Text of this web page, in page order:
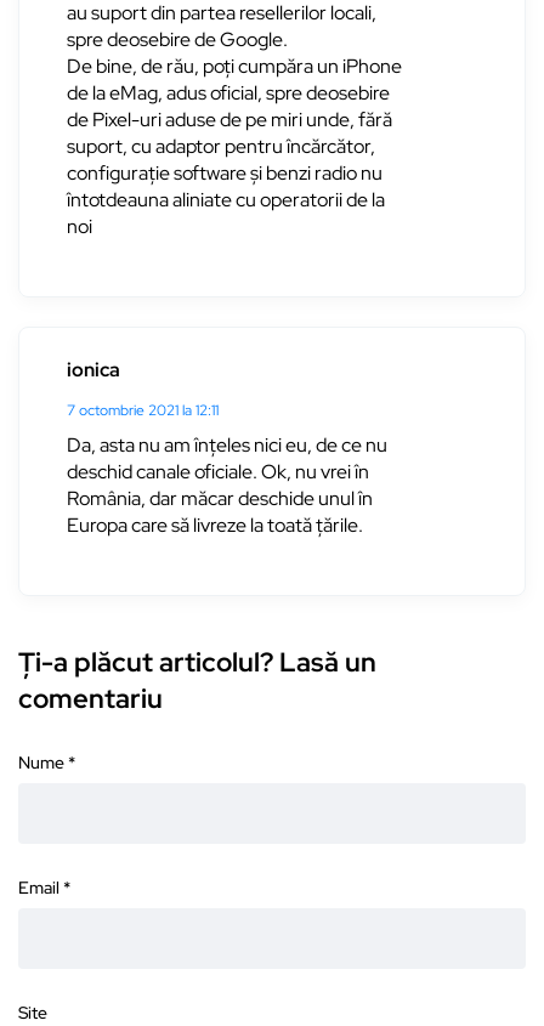
au suport din partea resellerilor locali,
spre deosebire de Google.
De bine, de rău, poți cumpăra un iPhone
de la eMag, adus oficial, spre deosebire
de Pixel-uri aduse de pe miri unde, fără
suport, cu adaptor pentru încărcător,
configurație software și benzi radio nu
întotdeauna aliniate cu operatorii de la
noi
ionica
7 octombrie 2021 la 12:11
Da, asta nu am înțeles nici eu, de ce nu
deschid canale oficiale. Ok, nu vrei în
România, dar măcar deschide unul în
Europa care să livreze la toată țările.
Ți-a plăcut articolul? Lasă un
comentariu
Nume *
Email *
Site